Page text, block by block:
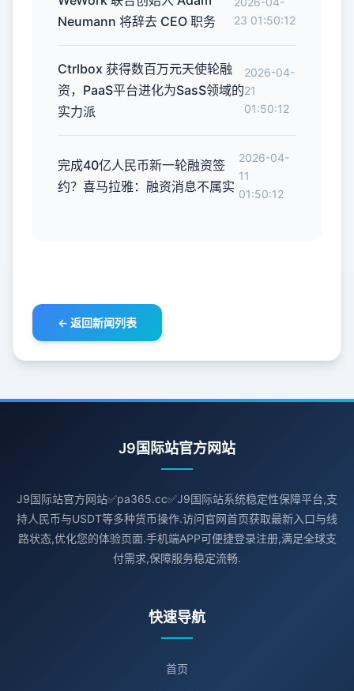
Neumann 将辞去 CEO 职务
23 01:50:12
Ctrlbox 获得数百万元天使轮融
资，PaaS平台进化为SasS领域的
实力派
2026-04-
21
01:50:12
完成40亿人民币新一轮融资签
约？喜马拉雅：融资消息不属实
2026-04-
11
01:50:12
← 返回新闻列表
J9国际站官方网站
J9国际站官方网站✅pa365.cc✅J9国际站系统稳定性保障平台,支
持人民币与USDT等多种货币操作.访问官网首页获取最新入口与线
路状态,优化您的体验页面.手机端APP可便捷登录注册,满足全球支
付需求,保障服务稳定流畅.
快速导航
首页